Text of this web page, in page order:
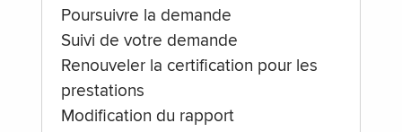
Poursuivre la demande
Suivi de votre demande
Renouveler la certification pour les
prestations
Modification du rapport